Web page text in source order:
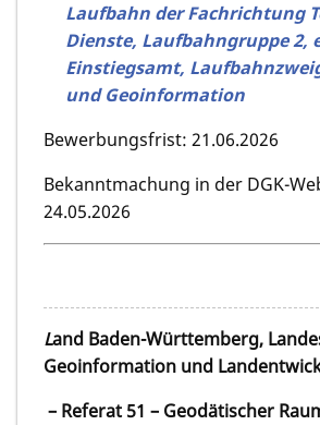
Laufbahn der Fachrichtung
Dienste, Laufbahngruppe 2,
Einstiegsamt,
und Geoinformation
Bewerbungsfrist: 21.06.2026
Bekanntmachung in der DGK-
24.05.2026
Land Baden-Württemberg,
Geoinformation und
– Referat 51 – Geodätischer